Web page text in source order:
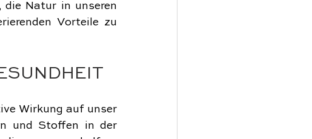
die Natur in unseren
Vorteile zu
Wirkung auf unser
und Stoffen in der